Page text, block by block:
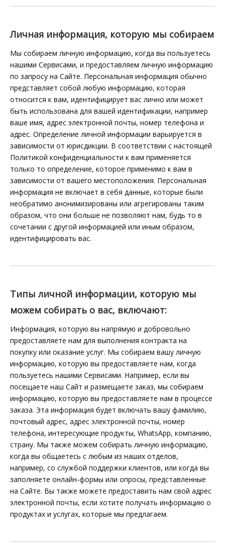
Личная информация, которую мы собираем
Мы собираем личную информацию, когда вы пользуетесь
нашими Сервисами, и предоставляем личную информацию
по запросу на Сайте. Персональная информация обычно
представляет собой любую информацию, которая
относится к вам, идентифицирует вас лично или может
быть использована для вашей идентификации, например
ваше имя, адрес электронной почты, номер телефона и
адрес. Определение личной информации варьируется в
зависимости от юрисдикции. В соответствии с настоящей
Политикой конфиденциальности к вам применяется
только то определение, которое применимо к вам в
зависимости от вашего местоположения. Персональная
информация не включает в себя данные, которые были
необратимо анонимизированы или агрегированы таким
образом, что они больше не позволяют нам, будь то в
сочетании с другой информацией или иным образом,
идентифицировать вас.
Типы личной информации, которую мы
можем собирать о вас, включают:
Информация, которую вы напрямую и добровольно
предоставляете нам для выполнения контракта на
покупку или оказание услуг. Мы собираем вашу личную
информацию, которую вы предоставляете нам, когда
пользуетесь нашими Сервисами. Например, если вы
посещаете наш Сайт и размещаете заказ, мы собираем
информацию, которую вы предоставляете нам в процессе
заказа. Эта информация будет включать вашу фамилию,
почтовый адрес, адрес электронной почты, номер
телефона, интересующие продукты, WhatsApp, компанию,
страну. Мы также можем собирать личную информацию,
когда вы общаетесь с любым из наших отделов,
например, со службой поддержки клиентов, или когда вы
заполняете онлайн-формы или опросы, представленные
на Сайте. Вы также можете предоставить нам свой адрес
электронной почты, если хотите получать информацию о
продуктах и ​​услугах, которые мы предлагаем.